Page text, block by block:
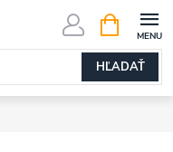
HĽADAŤ
KOŠÍK